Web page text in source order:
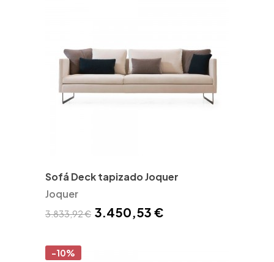
Sofá Deck tapizado Joquer
Joquer
3.833,92 € 3.450,53 €
-10%